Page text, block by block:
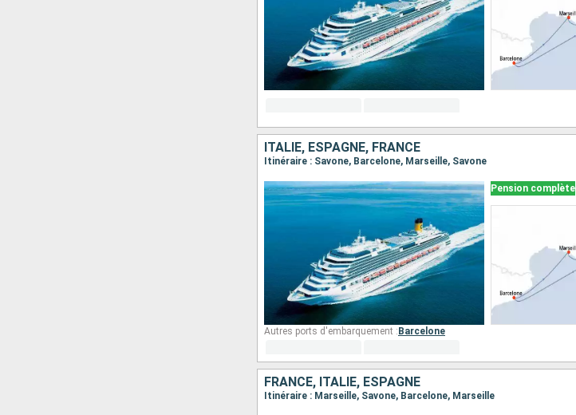
ITALIE, ESPAGNE, FRANCE
Itinéraire : Savone, Barcelone, Marseille, Savone
Pension complète
Autres ports d'embarquement : Barcelone
FRANCE, ITALIE, ESPAGNE
Itinéraire : Marseille, Savone, Barcelone, Marseille